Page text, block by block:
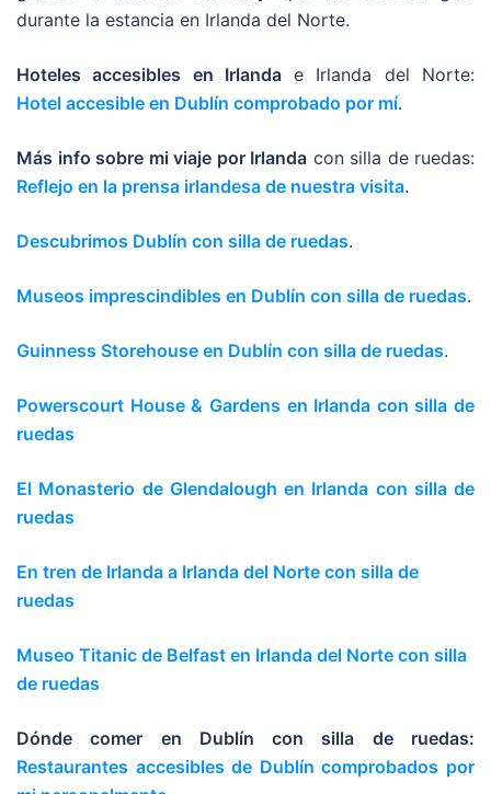
durante la estancia en Irlanda del Norte.
Hoteles accesibles en Irlandae Irlanda del Norte:
Hotel accesible en Dublín comprobado por mí.
Más info sobre mi viaje por Irlanda con silla de ruedas:
Reflejo en la prensa irlandesa de nuestra visita.
Descubrimos Dublín con silla de ruedas.
Museos imprescindibles en Dublín con silla de ruedas.
Guinness Storehouse en Dublín con silla de ruedas.
Powerscourt House & Gardens en Irlanda con silla de
ruedas
El Monasterio de Glendalough en Irlanda con silla de
ruedas
En tren de Irlanda a Irlanda del Norte con silla de
ruedas
Museo Titanic de Belfast en Irlanda del Norte con silla
de ruedas
Dónde comer en Dublín con silla de ruedas:
Restaurantes accesibles de Dublín comprobados por